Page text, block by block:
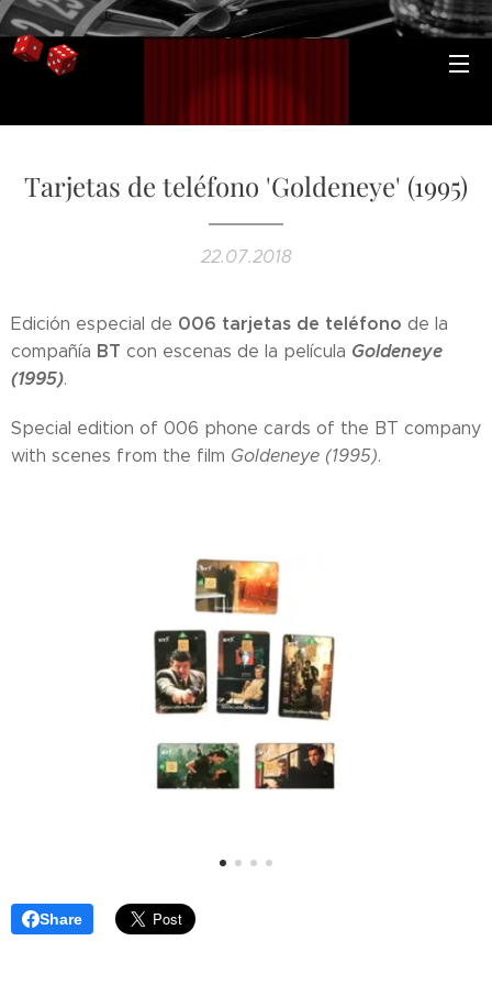
Tarjetas de teléfono 'Goldeneye' (1995)
22.07.2018
Edición especial de 006 tarjetas de teléfono de la
compañía BT con escenas de la película Goldeneye
(1995).
Special edition of 006 phone cards of the BT company
with scenes from the film Goldeneye (1995).
Share